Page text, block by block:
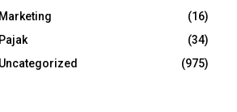
Marketing
(16)
Pajak
(34)
Uncategorized
(975)